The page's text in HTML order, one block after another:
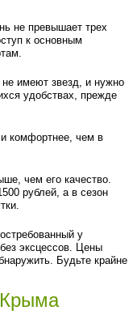
не превышает трех
к основным
имеют звезд, и нужно
удобствах, прежде
комфортнее, чем в
чем его качество.
рублей, а в сезон
у
эксцессов. Цены
Будьте крайне
Крыма